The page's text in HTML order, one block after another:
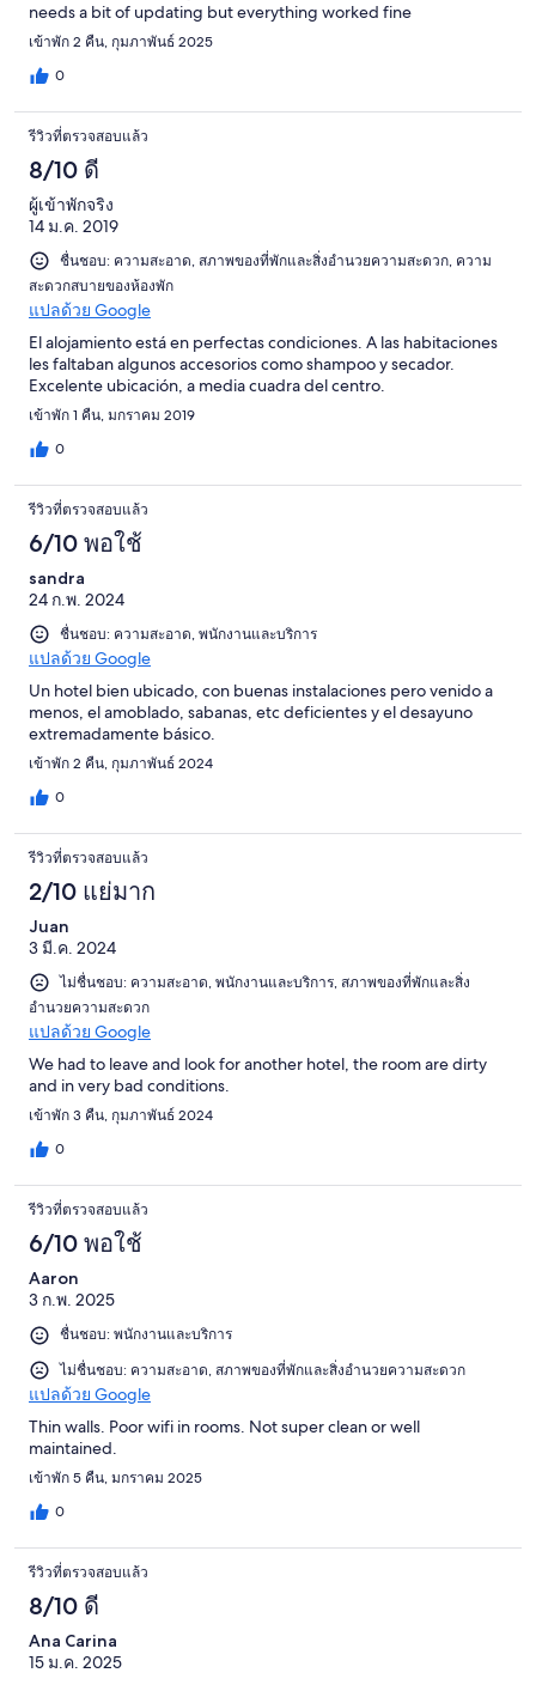
needs a bit of updating but everything worked fine
เข้าพัก 2 คืน, กุมภาพันธ์ 2025
0
รีวิวที่ตรวจสอบแล้ว
8/10 ดี
ผู้เข้าพักจริง
14 ม.ค. 2019
ชื่นชอบ: ความสะอาด, สภาพของที่พักและสิ่งอำนวยความสะดวก, ความ
สะดวกสบายของห้องพัก
แปลด้วย Google
El alojamiento está en perfectas condiciones. A las habitaciones
les faltaban algunos accesorios como shampoo y secador.
Excelente ubicación, a media cuadra del centro.
เข้าพัก 1 คืน, มกราคม 2019
0
รีวิวที่ตรวจสอบแล้ว
6/10 พอใช้
sandra
24 ก.พ. 2024
ชื่นชอบ: ความสะอาด, พนักงานและบริการ
แปลด้วย Google
Un hotel bien ubicado, con buenas instalaciones pero venido a
menos, el amoblado, sabanas, etc deficientes y el desayuno
extremadamente básico.
เข้าพัก 2 คืน, กุมภาพันธ์ 2024
0
รีวิวที่ตรวจสอบแล้ว
2/10 แย่มาก
Juan
3 มี.ค. 2024
ไม่ชื่นชอบ: ความสะอาด, พนักงานและบริการ, สภาพของที่พักและสิ่ง
อำนวยความสะดวก
แปลด้วย Google
We had to leave and look for another hotel, the room are dirty
and in very bad conditions.
เข้าพัก 3 คืน, กุมภาพันธ์ 2024
0
รีวิวที่ตรวจสอบแล้ว
6/10 พอใช้
Aaron
3 ก.พ. 2025
ชื่นชอบ: พนักงานและบริการ
ไม่ชื่นชอบ: ความสะอาด, สภาพของที่พักและสิ่งอำนวยความสะดวก
แปลด้วย Google
Thin walls. Poor wifi in rooms. Not super clean or well
maintained.
เข้าพัก 5 คืน, มกราคม 2025
0
รีวิวที่ตรวจสอบแล้ว
8/10 ดี
Ana Carina
15 ม.ค. 2025